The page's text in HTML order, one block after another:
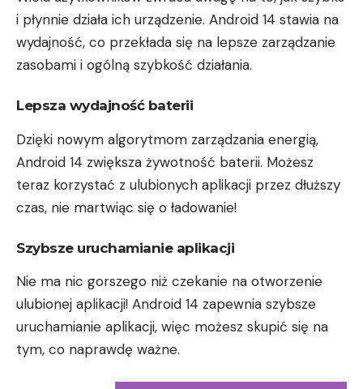
i płynnie działa ich urządzenie. Android 14 stawia na
wydajność, co przekłada się na lepsze zarządzanie
zasobami i ogólną szybkość działania.
Lepsza wydajność baterii
Dzięki nowym algorytmom zarządzania energią,
Android 14 zwiększa żywotność baterii. Możesz
teraz korzystać z ulubionych aplikacji przez dłuższy
czas, nie martwiąc się o ładowanie!
Szybsze uruchamianie aplikacji
Nie ma nic gorszego niż czekanie na otworzenie
ulubionej aplikacji! Android 14 zapewnia szybsze
uruchamianie aplikacji, więc możesz skupić się na
tym, co naprawdę ważne.